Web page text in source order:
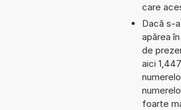
care
Dacă s-
apărea
de
aici
foarte